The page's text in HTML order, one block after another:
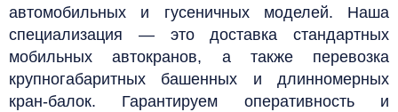
автомобильных и гусеничных моделей. Наша
специализация — это доставка стандартных
мобильных автокранов, а также перевозка
крупногабаритных башенных и длинномерных
кран-балок. Гарантируем оперативность и